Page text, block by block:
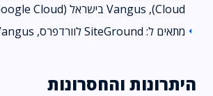
Cloud), Vangus בישראל (Google Cloud).
arrow_left מתאים ל: SiteGround לוורדפרס, Vangus לישראלי.
היתרונות והחסרונות